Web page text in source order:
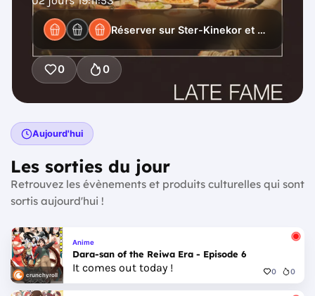
Réserver sur Ster-Kinekor et 20 autres
0 0
Aujourd'hui
Les sorties du jour
Retrouvez les évènements et produits culturelles qui sont
sortis aujourd'hui !
crunchyroll
Anime
Dara-san of the Reiwa Era - Episode 6
It comes out today ! 0 0